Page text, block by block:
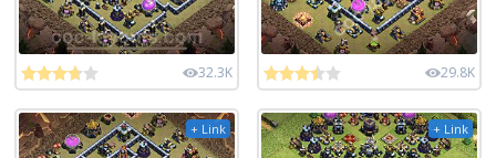
32.3K 29.8K
+ Link + Link